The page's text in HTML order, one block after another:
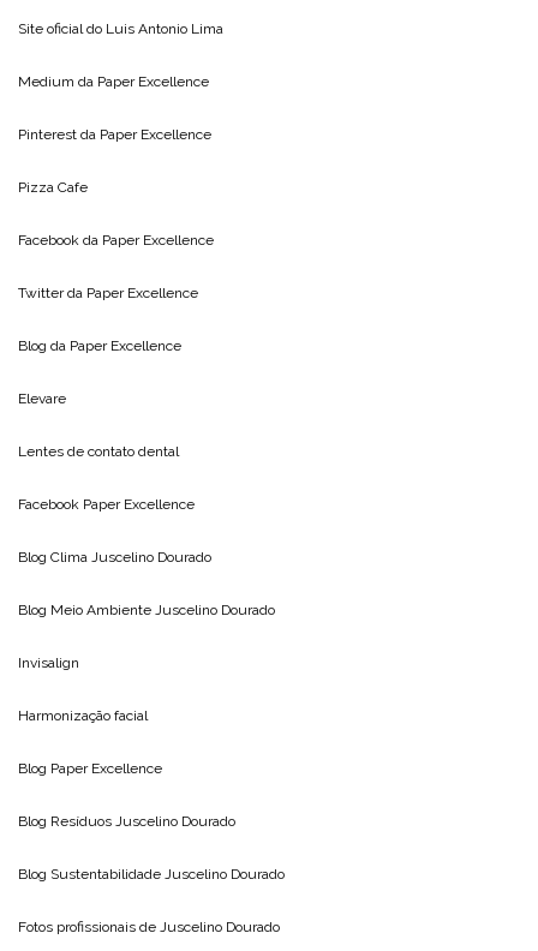
Site oficial do Luis Antonio Lima
Medium da Paper Excellence
Pinterest da Paper Excellence
Pizza Cafe
Facebook da Paper Excellence
Twitter da Paper Excellence
Blog da Paper Excellence
Elevare
Lentes de contato dental
Facebook Paper Excellence
Blog Clima Juscelino Dourado
Blog Meio Ambiente Juscelino Dourado
Invisalign
Harmonização facial
Blog Paper Excellence
Blog Resíduos Juscelino Dourado
Blog Sustentabilidade Juscelino Dourado
Fotos profissionais de Juscelino Dourado